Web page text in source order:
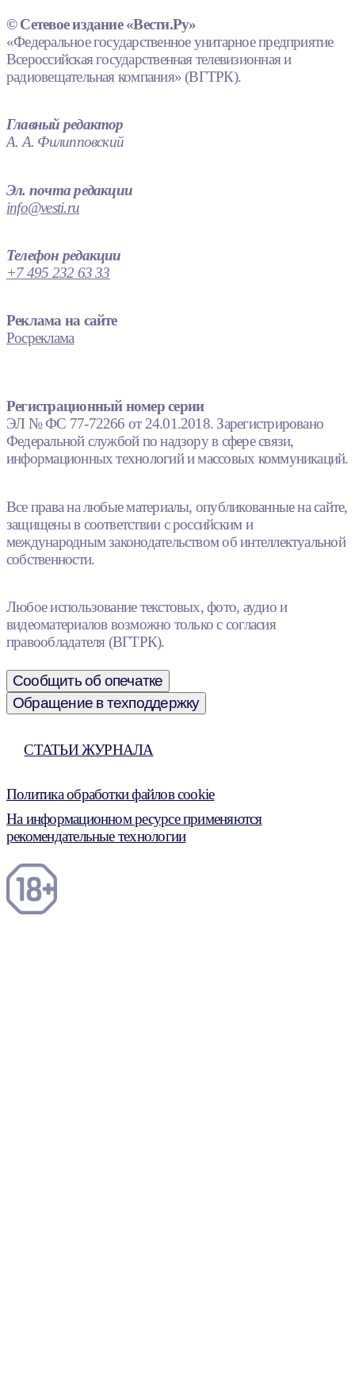
© Сетевое издание «Вести.Ру»
«Федеральное государственное унитарное предприятие
Всероссийская государственная телевизионная и
радиовещательная компания» (ВГТРК).
Главный редактор
А. А. Филипповский
Эл. почта редакции
info@vesti.ru
Телефон редакции
+7 495 232 63 33
Реклама на сайте
Росреклама
Регистрационный номер серии
ЭЛ № ФС 77-72266 от 24.01.2018. Зарегистрировано
Федеральной службой по надзору в сфере связи,
информационных технологий и массовых коммуникаций.
Все права на любые материалы, опубликованные на сайте,
защищены в соответствии с российским и
международным законодательством об интеллектуальной
собственности.
Любое использование текстовых, фото, аудио и
видеоматериалов возможно только с согласия
правообладателя (ВГТРК).
Сообщить об опечатке
Обращение в техподдержку
СТАТЬИ ЖУРНАЛА
Политика обработки файлов cookie
На информационном ресурсе применяются
рекомендательные технологии